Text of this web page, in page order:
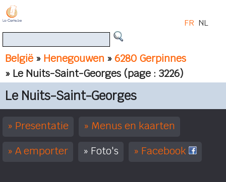
België » Henegouwen »6280 Gerpinnes
» Le Nuits-Saint-Georges (page : 3226)
FR NL
Le Nuits-Saint-Georges
Presentatie
Menus en kaarten
A emporter
Foto's Facebook